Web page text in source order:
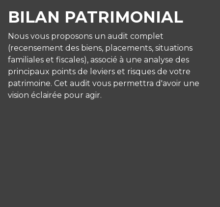
BILAN PATRIMONIAL
Nous vous proposons un audit complet
(recensement des biens, placements, situations
familiales et fiscales), associé à une analyse des
principaux points de leviers et risques de votre
patrimoine. Cet audit vous permettra d'avoir une
vision éclairée pour agir.